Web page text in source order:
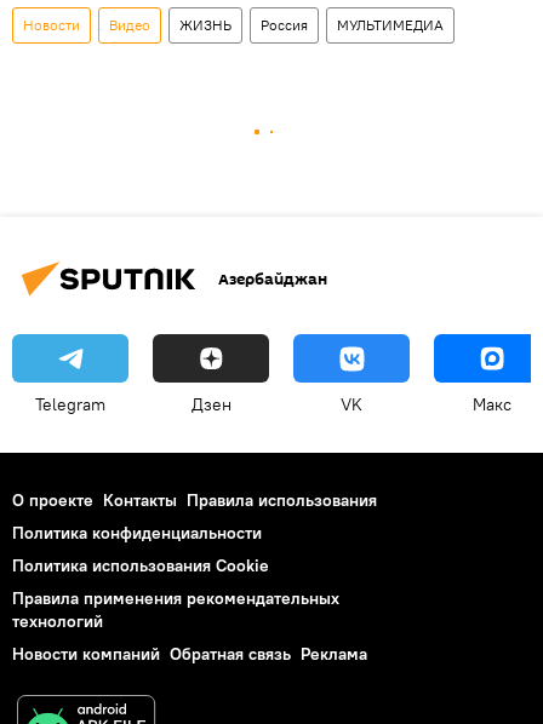
Новости Видео ЖИЗНЬ Россия МУЛЬТИМЕДИА
Азербайджан
Telegram Дзен VK Макс
О проекте Контакты Правила использования
Политика конфиденциальности
Политика использования Cookie
Правила применения рекомендательных
технологий
Новости компаний Обратная связь Реклама